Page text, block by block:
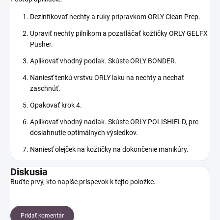
Dezinfikovať nechty a ruky prípravkom ORLY Clean Prep.
Upraviť nechty pilníkom a pozatláčať kožtičky ORLY GELFX
Pusher.
Aplikovať vhodný podlak. Skúste ORLY BONDER.
Naniesť tenkú vrstvu ORLY laku na nechty a nechať
zaschnúť.
Opakovať krok 4.
Aplikovať vhodný nadlak. Skúste ORLY POLISHIELD, pre
dosiahnutie optimálnych výsledkov.
Naniesť olejček na kožtičky na dokončenie manikúry.
Diskusia
Buďte prvý, kto napíše príspevok k tejto položke.
Pridať komentár